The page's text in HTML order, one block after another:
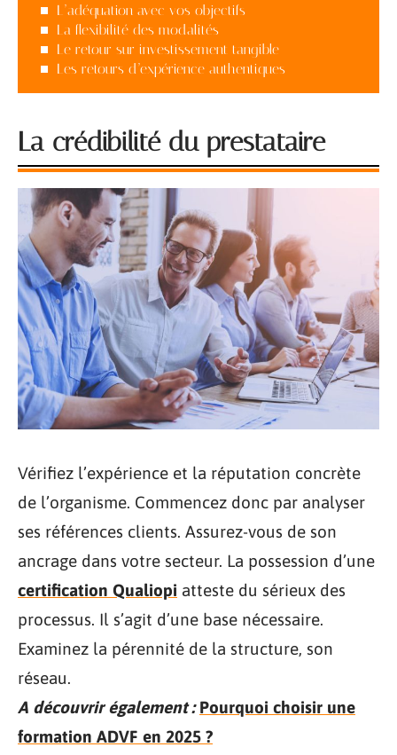
L’adéquation avec vos objectifs
La flexibilité des modalités
Le retour sur investissement tangible
Les retours d’expérience authentiques
La crédibilité du prestataire
Vérifiez l’expérience et la réputation concrète
de l’organisme. Commencez donc par analyser
ses références clients. Assurez-vous de son
ancrage dans votre secteur. La possession d’une
certification Qualiopi atteste du sérieux des
processus. Il s’agit d’une base nécessaire.
Examinez la pérennité de la structure, son
réseau.
A découvrir également : Pourquoi choisir une
formation ADVF en 2025 ?